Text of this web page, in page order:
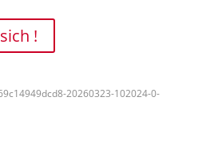
!
20260323-102024-0-